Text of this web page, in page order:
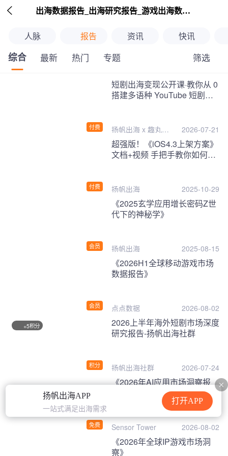
扬帆出海APP
一站式满足出海需求
打开APP
 出海数据报告_出海研究报告_游戏出海数据报告_海外趋势分析-扬帆出海
人脉 报告 资讯 快讯
综合 最新 热门 专题 筛选
继续下拉刷新
付费
短剧出海变现公开课·教你从 0
搭建多语种 YouTube 短剧频
扬帆出海 x 趣丸千 2026-07-21
付费
超强版！《iOS4.3上架方案》
文档+视频 手把手教你如何一
扬帆出海 2025-10-29
会员
《2025玄学应用增长密码Z世
代下的神秘学》
扬帆出海 2025-08-15
会员
《2026H1全球移动游戏市场
数据报告》
点点数据 2026-08-02
+5积分
积分
2026上半年海外短剧市场深度
研究报告-扬帆出海社群
扬帆出海社群 2026-07-24
免费
《2026年AI应用市场洞察报
Sensor Tower 2026-08-02
《2026年全球IP游戏市场洞
察》